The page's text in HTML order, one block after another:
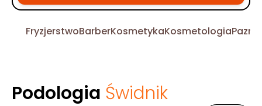
FryzjerstwoBarberKosmetykaKosmetologia
Podologia Świdnik